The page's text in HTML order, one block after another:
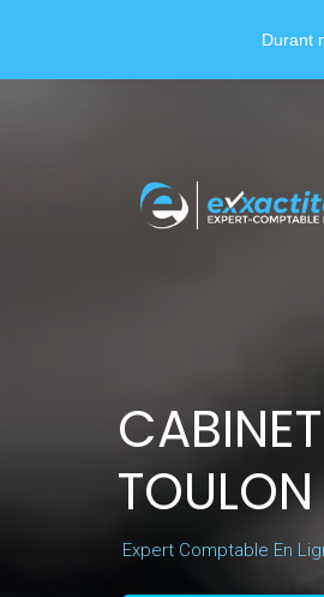
TOULON
Expert Comptable En
Durant